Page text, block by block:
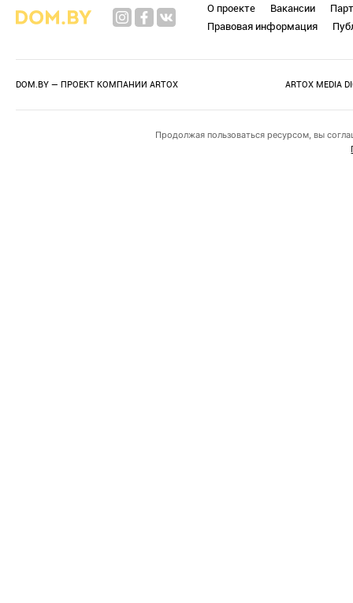
О проекте Вакансии
Правовая информация
DOM.BY — ПРОЕКТ КОМПАНИИ ARTOX ARTOX MEDIA
Продолжая пользоваться ресурсом, вы